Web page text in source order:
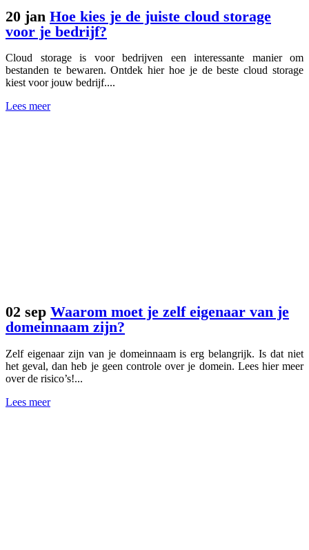
20 jan Hoe kies je de juiste cloud storage
voor je bedrijf?
Cloud storage is voor bedrijven een interessante manier om
bestanden te bewaren. Ontdek hier hoe je de beste cloud storage
kiest voor jouw bedrijf....
Lees meer
02 sep Waarom moet je zelf eigenaar van je
domeinnaam zijn?
Zelf eigenaar zijn van je domeinnaam is erg belangrijk. Is dat niet
het geval, dan heb je geen controle over je domein. Lees hier meer
over de risico’s!...
Lees meer